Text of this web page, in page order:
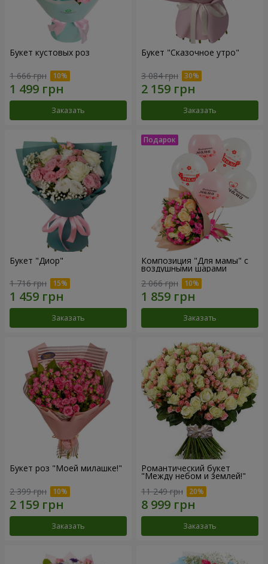
Букет кустовых роз
1 666 грн
Заказать
Букет "Сказочное утро"
3 084 грн
Заказать
Букет "Диор"
1 716 грн
Заказать
Композиция "Для мамы" с
воздушными шарами
2 066 грн
Заказать
Букет роз "Моей милашке!"
2 399 грн
Заказать
Романтический букет
"Между небом и землей!"
11 249 грн
Заказать